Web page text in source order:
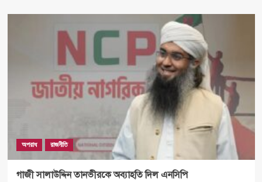
ঢাকা
চট্টগ্রামে
মঙ্গলবার
ছাত্রসেনার
কালোপতাকা
মিছিল
অপরাধ রাজনীতি
গাজী সালাউদ্দিন তানভীরকে অব্যাহতি দিল এনসিপি